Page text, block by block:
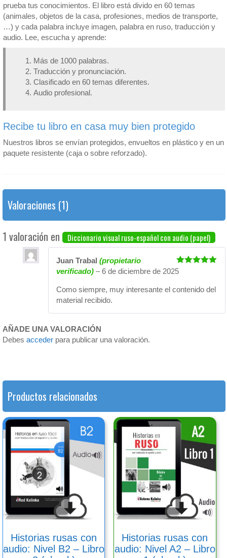
prueba tus conocimientos. El libro está divido en 60 temas
(animales, objetos de la casa, profesiones, medios de transporte,
…) y cada palabra incluye imagen, palabra en ruso, traducción y
audio. Lee, escucha y aprende:
Más de 1000 palabras.
Traducción y pronunciación.
Clasificado en 60 temas diferentes.
Audio profesional.
Recibe tu libro en casa muy bien protegido
Nuestros libros se envían protegidos, envueltos en plástico y en un
paquete resistente (caja o sobre reforzado).
Valoraciones (1)
1 valoración en Diccionario visual ruso-español con audio (papel)
Valorado
Juan Trabal (propietario
verificado) – 6 de diciembre de 2025
Como siempre, muy interesante el contenido del
material recibido.
AÑADE UNA VALORACIÓN
Debes acceder para publicar una valoración.
Productos relacionados
Historias rusas con
audio: Nivel B2 – Libro
Historias rusas con
audio: Nivel A2 – Libro